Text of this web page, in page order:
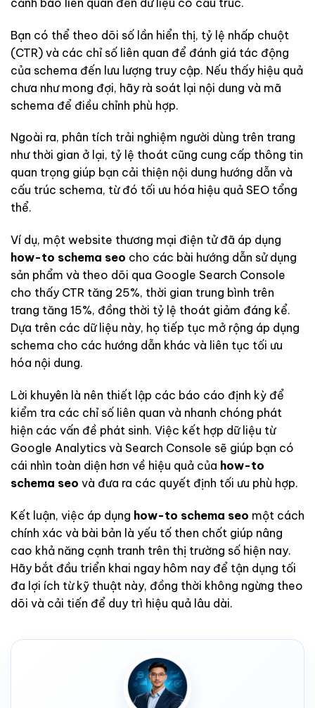
Bạn có thể theo dõi số lần hiển thị, tỷ lệ nhấp chuột
(CTR) và các chỉ số liên quan để đánh giá tác động
của schema đến lưu lượng truy cập. Nếu thấy hiệu quả
chưa như mong đợi, hãy rà soát lại nội dung và mã
schema để điều chỉnh phù hợp.
Ngoài ra, phân tích trải nghiệm người dùng trên trang
như thời gian ở lại, tỷ lệ thoát cũng cung cấp thông tin
quan trọng giúp bạn cải thiện nội dung hướng dẫn và
cấu trúc schema, từ đó tối ưu hóa hiệu quả SEO tổng
thể.
Ví dụ, một website thương mại điện tử đã áp dụng
how-to schema seo cho các bài hướng dẫn sử dụng
sản phẩm và theo dõi qua Google Search Console
cho thấy CTR tăng 25%, thời gian trung bình trên
trang tăng 15%, đồng thời tỷ lệ thoát giảm đáng kể.
Dựa trên các dữ liệu này, họ tiếp tục mở rộng áp dụng
schema cho các hướng dẫn khác và liên tục tối ưu
hóa nội dung.
Lời khuyên là nên thiết lập các báo cáo định kỳ để
kiểm tra các chỉ số liên quan và nhanh chóng phát
hiện các vấn đề phát sinh. Việc kết hợp dữ liệu từ
Google Analytics và Search Console sẽ giúp bạn có
cái nhìn toàn diện hơn về hiệu quả của how-to
schema seo và đưa ra các quyết định tối ưu phù hợp.
Kết luận, việc áp dụng how-to schema seo một cách
chính xác và bài bản là yếu tố then chốt giúp nâng
cao khả năng cạnh tranh trên thị trường số hiện nay.
Hãy bắt đầu triển khai ngay hôm nay để tận dụng tối
đa lợi ích từ kỹ thuật này, đồng thời không ngừng theo
dõi và cải tiến để duy trì hiệu quả lâu dài.